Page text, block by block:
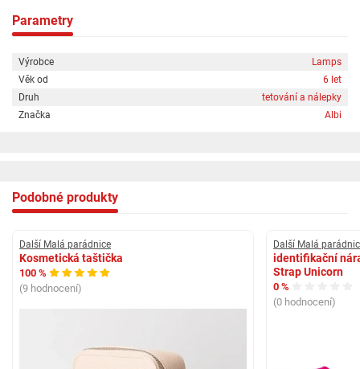
Parametry
Výrobce
Lamps
Věk od
6 let
Druh
tetování a nálepky
Značka
Albi
Podobné produkty
Další Malá parádnice
Kosmetická taštička
100 %
(9 hodnocení)
Další Malá
identifikační
Strap Unicorn
0 %
(0 hodnocení)